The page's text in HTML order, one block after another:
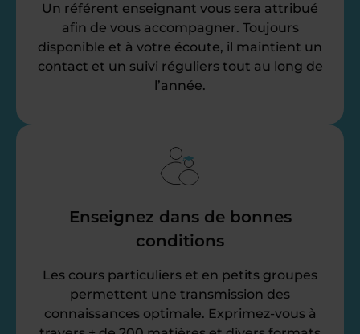
Un référent enseignant vous sera attribué
afin de vous accompagner. Toujours
disponible et à votre écoute, il maintient un
contact et un suivi réguliers tout au long de
l’année.
Enseignez dans de bonnes
conditions
Les cours particuliers et en petits groupes
permettent une transmission des
connaissances optimale. Exprimez-vous à